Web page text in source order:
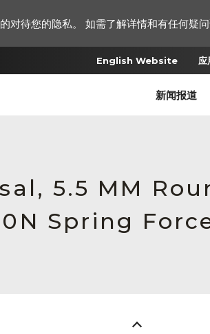
English Website 应
新闻报道
5.5 MM
Spring
对待您的隐私。 如需了解详情和有任何疑问